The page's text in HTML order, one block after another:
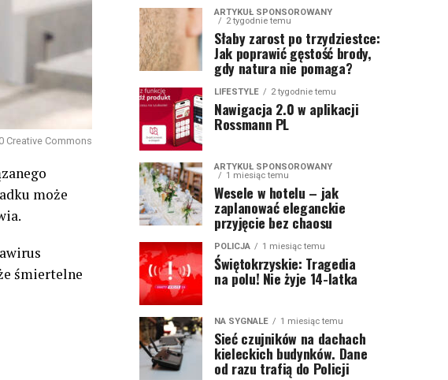
Creative Commons
może
śmiertelne
ARTYKUŁ SPONSOROWANY
2 tygodnie temu
Słaby zarost po trzydziestce:
Jak poprawić gęstość brody,
gdy natura nie pomaga?
LIFESTYLE 2 tygodnie temu
Nawigacja 2.0 w aplikacji
Rossmann PL
ARTYKUŁ SPONSOROWANY
1 miesiąc temu
Wesele w hotelu – jak
zaplanować eleganckie
przyjęcie bez chaosu
POLICJA 1 miesiąc temu
Świętokrzyskie: Tragedia
na polu! Nie żyje 14-latka
NA SYGNALE 1 miesiąc temu
Sieć czujników na dachach
kieleckich budynków. Dane
od razu trafią do Policji